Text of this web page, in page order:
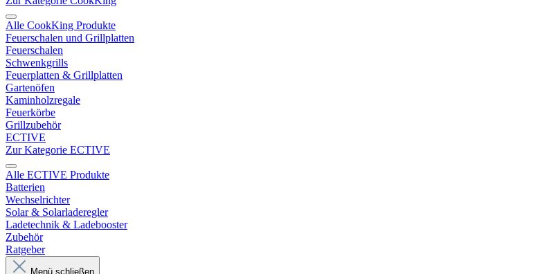
Alle CookKing Produkte
Feuerschalen und Grillplatten
Feuerschalen
Schwenkgrills
Feuerplatten & Grillplatten
Gartenöfen
Kaminholzregale
Feuerkörbe
Grillzubehör
ECTIVE
Zur Kategorie ECTIVE
Alle ECTIVE Produkte
Batterien
Wechselrichter
Solar & Solarladeregler
Ladetechnik & Ladebooster
Zubehör
Ratgeber
Menü schließen